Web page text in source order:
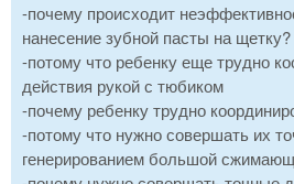
-почему происходит
нанесение зубной пасты на щетку?
-потому что ребенку еще трудно
действия рукой с тюбиком
-почему ребенку трудно
-потому что нужно совершать их
генерированием большой